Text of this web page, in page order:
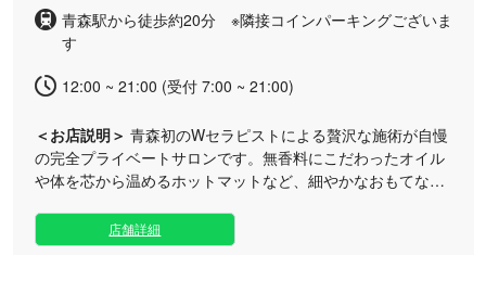
青森駅から徒歩約20分 ※隣接コインパーキングございま
す
12:00 ~ 21:00 (受付 7:00 ~ 21:00)
＜お店説明＞ 青森初のWセラピストによる贅沢な施術が自慢
の完全プライベートサロンです。無香料にこだわったオイル
や体を芯から温めるホットマットなど、細やかなおもてなし
でオープンから3周年を迎えることができました。日頃から
お越しいただく皆様への感謝を胸に、これからも心を込めた
店舗詳細